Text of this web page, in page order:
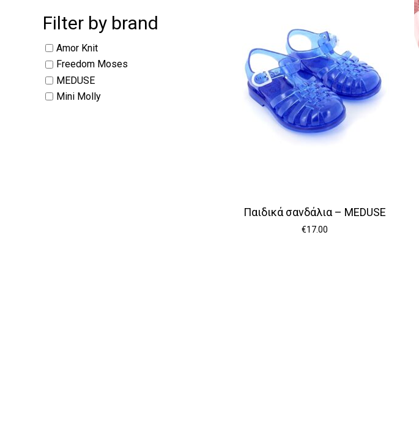
Filter by brand
Amor Knit
Freedom Moses
MEDUSE
Mini Molly
Παιδικά σανδάλια – MEDUSE
€17.00